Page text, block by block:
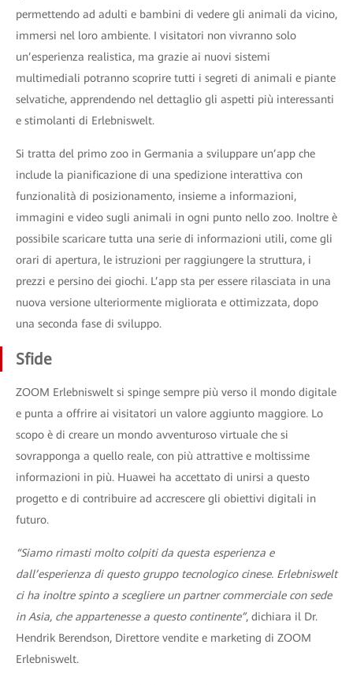
permettendo ad adulti e bambini di vedere gli animali da vicino,
immersi nel loro ambiente. I visitatori non vivranno solo
un’esperienza realistica, ma grazie ai nuovi sistemi
multimediali potranno scoprire tutti i segreti di animali e piante
selvatiche, apprendendo nel dettaglio gli aspetti più interessanti
e stimolanti di Erlebniswelt.
Si tratta del primo zoo in Germania a sviluppare un’app che
include la pianificazione di una spedizione interattiva con
funzionalità di posizionamento, insieme a informazioni,
immagini e video sugli animali in ogni punto nello zoo. Inoltre è
possibile scaricare tutta una serie di informazioni utili, come gli
orari di apertura, le istruzioni per raggiungere la struttura, i
prezzi e persino dei giochi. L’app sta per essere rilasciata in una
nuova versione ulteriormente migliorata e ottimizzata, dopo
una seconda fase di sviluppo.
Sfide
ZOOM Erlebniswelt si spinge sempre più verso il mondo digitale
e punta a offrire ai visitatori un valore aggiunto maggiore. Lo
scopo è di creare un mondo avventuroso virtuale che si
sovrapponga a quello reale, con più attrattive e moltissime
informazioni in più. Huawei ha accettato di unirsi a questo
progetto e di contribuire ad accrescere gli obiettivi digitali in
futuro.
“Siamo rimasti molto colpiti da questa esperienza e
dall’esperienza di questo gruppo tecnologico cinese. Erlebniswelt
ci ha inoltre spinto a scegliere un partner commerciale con sede
in Asia, che appartenesse a questo continente”, dichiara il Dr.
Hendrik Berendson, Direttore vendite e marketing di ZOOM
Erlebniswelt.